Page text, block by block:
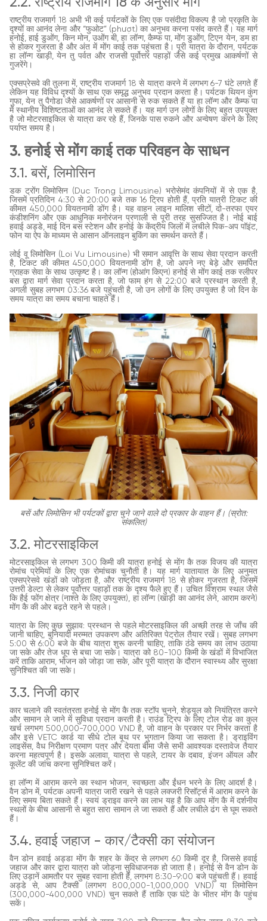
राष्ट्रीय राजमार्ग 18 अभी भी कई पर्यटकों के लिए एक पसंदीदा विकल्प है जो प्रकृति के
दृश्यों का आनंद लेना और “फुओट” (phượt) का अनुभव करना पसंद करते हैं। यह मार्ग
हनोई, हाई डुओंग, किन मोन, उओंग बी, हा लॉन्ग, कैम्फ पा, मोंग डुओंग, टिएन येन, डम हा
से होकर गुजरता है और अंत में मोंग काई तक पहुंचता है। पूरी यात्रा के दौरान, पर्यटक
हा लॉन्ग खाड़ी, येन तु पर्वत और राजसी पूर्वोत्तर पहाड़ों जैसे कई प्रमुख आकर्षणों से
गुजरेंगे।
एक्सप्रेसवे की तुलना में, राष्ट्रीय राजमार्ग 18 से यात्रा करने में लगभग 6-7 घंटे लगते हैं
लेकिन यह विविध दृश्यों के साथ एक समृद्ध अनुभव प्रदान करता है। पर्यटक थियन कुंग
गुफा, येन तु पैगोडा जैसे आकर्षणों पर आसानी से रुक सकते हैं या हा लॉन्ग और कैम्फ पा
में स्थानीय विशिष्टताओं का आनंद ले सकते हैं। यह मार्ग उन लोगों के लिए बहुत उपयुक्त
है जो मोटरसाइकिल से यात्रा कर रहे हैं, जिनके पास रुकने और अन्वेषण करने के लिए
पर्याप्त समय है।
3. हनोई से मोंग काई तक परिवहन के साधन
3.1. बसें, लिमोसिन
डक ट्रोंग लिमोसिन (Duc Trong Limousine) भरोसेमंद कंपनियों में से एक है,
जिसमें प्रतिदिन 4:30 से 20:00 बजे तक 16 ट्रिप होती हैं, प्रति यात्री टिकट की
कीमत 450,000 वियतनामी डोंग है। यह वाहन लाइन मालिश सीटों, दो-तरफा एयर
कंडीशनिंग और एक आधुनिक मनोरंजन प्रणाली से पूरी तरह सुसज्जित है। नोई बाई
हवाई अड्डे, माई दिन बस स्टेशन और हनोई के केंद्रीय जिलों में लचीले पिक-अप पॉइंट,
फोन या ऐप के माध्यम से आसान ऑनलाइन बुकिंग का समर्थन करते हैं।
लोई वू लिमोसिन (Loi Vu Limousine) भी समान आवृत्ति के साथ सेवा प्रदान करती
है, टिकट की कीमत 450,000 वियतनामी डोंग है, जो अपने नए बेड़े और समर्पित
ग्राहक सेवा के साथ उत्कृष्ट है। का लॉन्ग (होआंग किएन) हनोई से मोंग काई तक स्लीपर
बस द्वारा मार्ग सेवा प्रदान करता है, जो फाम हंग से 22:00 बजे प्रस्थान करती है,
अगली सुबह लगभग 03:36 बजे पहुंचती है, जो उन लोगों के लिए उपयुक्त है जो दिन के
समय यात्रा का समय बचाना चाहते हैं।
बसें और लिमोसिन भी पर्यटकों द्वारा चुने जाने वाले दो प्रकार के वाहन हैं। (स्रोत:
संकलित)
3.2. मोटरसाइकिल
मोटरसाइकिल से लगभग 300 किमी की यात्रा हनोई से मोंग कै तक विजय की यात्रा
रोमांच प्रेमियों के लिए एक रोमांचक चुनौती है। यह मार्ग यातायात के लिए अनुमत
एक्सप्रेसवे खंडों को जोड़ता है, और राष्ट्रीय राजमार्ग 18 से होकर गुजरता है, जिसमें
उत्तरी डेल्टा से लेकर पूर्वोत्तर पहाड़ों तक के दृश्य फैले हुए हैं। उचित विश्राम स्थल जैसे
कि हैई फोंग क्षेत्र (नाश्ते के लिए उपयुक्त), हा लॉन्ग (खाड़ी का आनंद लेने, आराम करने)
मोंग कै की ओर बढ़ते रहने से पहले।
यात्रा के लिए कुछ सुझाव: प्रस्थान से पहले मोटरसाइकिल की अच्छी तरह से जाँच की
जानी चाहिए, बुनियादी मरम्मत उपकरण और अतिरिक्त पेट्रोल तैयार रखें। सुबह लगभग
5:00 से 6:00 बजे के बीच यात्रा शुरू करनी चाहिए, ताकि ठंडे समय का लाभ उठाया
जा सके और तेज धूप से बचा जा सके। यात्रा को 80-100 किमी के खंडों में विभाजित
करें ताकि आराम, भोजन को जोड़ा जा सके, और पूरी यात्रा के दौरान स्वास्थ्य और सुरक्षा
सुनिश्चित की जा सके।
3.3. निजी कार
कार चलाने की स्वतंत्रता हनोई से मोंग कै तक स्टॉप चुनने, शेड्यूल को नियंत्रित करने
और सामान ले जाने में सुविधा प्रदान करती है। राउंड ट्रिप के लिए टोल रोड का कुल
खर्च लगभग 500,000-700,000 VND है, जो वाहन के प्रकार पर निर्भर करता है
और इसे VETC कार्ड या सीधे टोल बूथ पर भुगतान किया जा सकता है। ड्राइविंग
लाइसेंस, वैध निरीक्षण प्रमाण पत्र और देयता बीमा जैसे सभी आवश्यक दस्तावेज तैयार
करना महत्वपूर्ण है। इसके अलावा, यात्रा से पहले, टायर के दबाव, इंजन ऑयल और
कूलेंट की जांच करना सुनिश्चित करें।
हा लॉन्ग में आराम करने का स्थान भोजन, स्वच्छता और ईंधन भरने के लिए आदर्श है।
वैन डोन में, पर्यटक अपनी यात्रा जारी रखने से पहले लक्जरी रिसॉर्ट्स में आराम करने के
लिए समय बिता सकते हैं। स्वयं ड्राइव करने का लाभ यह है कि आप मोंग कै में दर्शनीय
स्थलों के बीच आसानी से बहुत सारा सामान ले जा सकते हैं और लचीले ढंग से घूम सकते
हैं।
3.4. हवाई जहाज - कार/टैक्सी का संयोजन
वैन डोन हवाई अड्डा मोंग कै शहर के केंद्र से लगभग 60 किमी दूर है, जिससे हवाई
जहाज और कार द्वारा यात्रा को जोड़ना सुविधाजनक हो जाता है। हनोई से वैन डोन के
लिए उड़ानें आमतौर पर सुबह रवाना होती हैं, लगभग 8:30-9:00 बजे पहुंचती हैं। हवाई
अड्डे से, आप टैक्सी (लगभग 800,000-1,000,000 VND) या लिमोसिन
(300,000-400,000 VND) चुन सकते हैं ताकि एक घंटे के भीतर मोंग कै पहुंच
सकें।